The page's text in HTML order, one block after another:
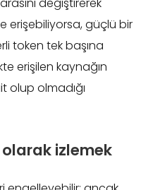
erişebiliyorsa, güçlü bir
token tek başına
erişilen kaynağın
olup olmadığı
izlemek